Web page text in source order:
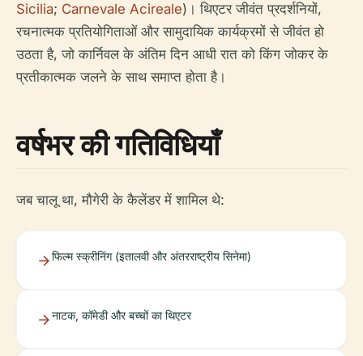
Sicilia; Carnevale Acireale)। थिएटर जीवंत प्रदर्शनियों,
रचनात्मक प्रतियोगिताओं और सामुदायिक कार्यक्रमों से जीवंत हो
उठता है, जो कार्निवल के अंतिम दिन आधी रात को किंग जोकर के
प्रतीकात्मक जलने के साथ समाप्त होता है।
वर्षभर की गतिविधियाँ
जब चालू था, मौगेरी के कैलेंडर में शामिल थे:
फिल्म स्क्रीनिंग (इतालवी और अंतरराष्ट्रीय सिनेमा)
नाटक, कॉमेडी और बच्चों का थिएटर